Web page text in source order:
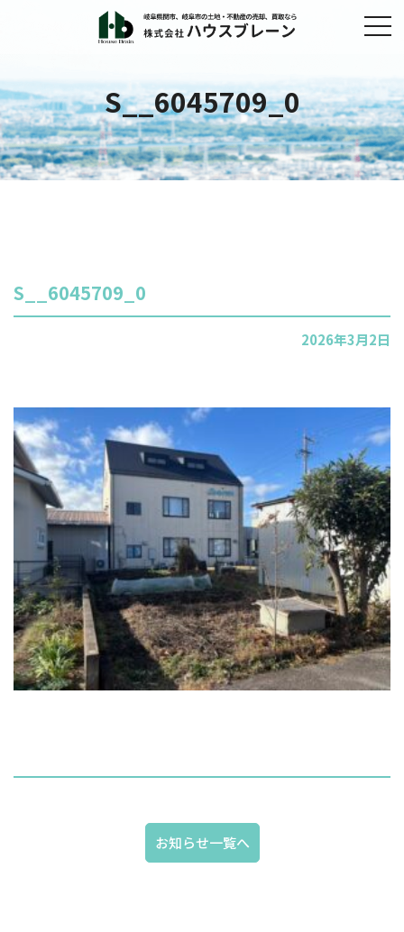
S__6045709_0
S__6045709_0
2026年3月2日
お知らせ一覧へ